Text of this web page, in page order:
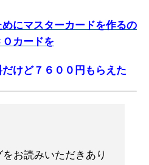
にマスターカードを作るの
カードを
けど７６００円もらえた
お読みいただきあり